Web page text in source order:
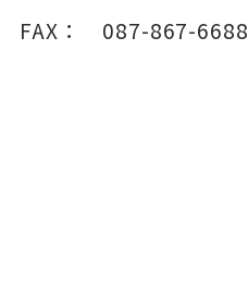
FAX：
087-867-6688